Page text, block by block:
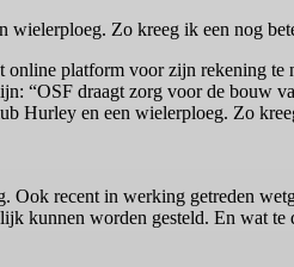
Zo kreeg ik een nog
platform voor zijn rekening te
“OSF draagt zorg voor de bouw
Hurley en een wielerploeg. Zo
Ook recent in werking getreden
kunnen worden gesteld. En wat te